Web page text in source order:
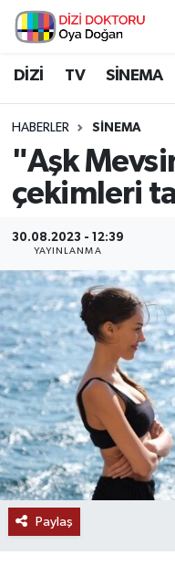
DİZİ TV SİNEMA
HABERLER SİNEMA
"Aşk
çekimleri
30.08.2023 - 12:39
YAYINLANMA
Paylaş
İstanbul
İstanbul Namaz
İstanbul Trafik
Süper Lig Puan
Tüm Manşetler
Son Dakika
Haber Arşivi